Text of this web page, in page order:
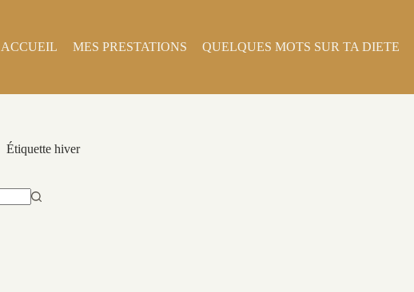
ACCUEIL MES PRESTATIONS QUELQUES MOTS SUR TA DIETE
Étiquettehiver